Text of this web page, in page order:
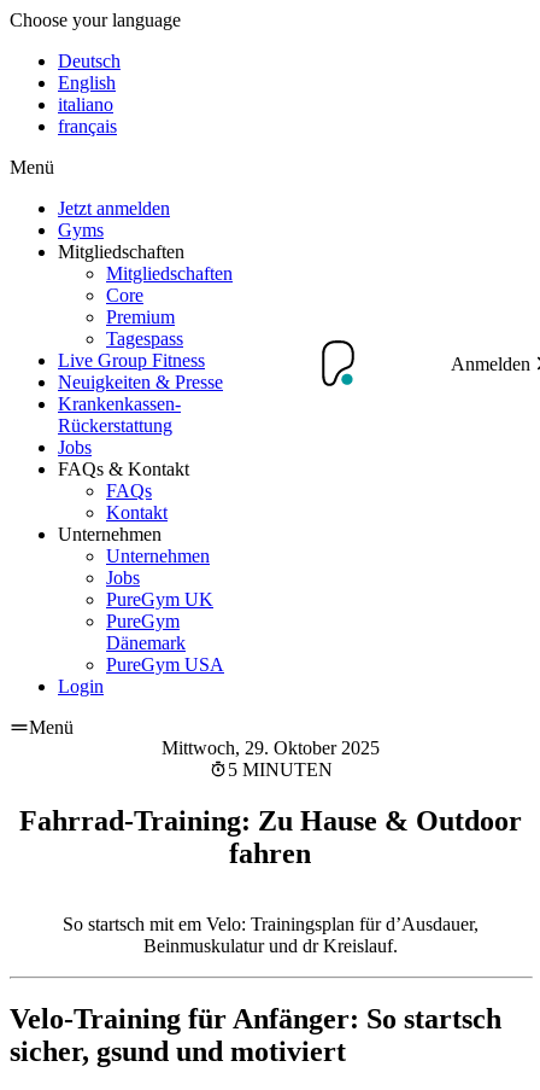
Choose your language
Deutsch
English
italiano
français
Menü
Jetzt anmelden
Gyms
Mitgliedschaften
Mitgliedschaften
Core
Premium
Tagespass
Live Group Fitness
Neuigkeiten & Presse
Krankenkassen-
Rückerstattung
Jobs
FAQs & Kontakt
FAQs
Kontakt
Unternehmen
Unternehmen
Jobs
PureGym UK
PureGym
Dänemark
PureGym USA
Login
Menü
Anmelden
Mittwoch, 29. Oktober 2025
5 MINUTEN
Fahrrad-Training: Zu Hause & Outdoor
fahren
So startsch mit em Velo: Trainingsplan für d’Ausdauer,
Beinmuskulatur und dr Kreislauf.
Velo-Training für Anfänger: So startsch
sicher, gsund und motiviert